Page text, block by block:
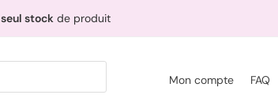
seul stock de produit
Mon compte FAQ